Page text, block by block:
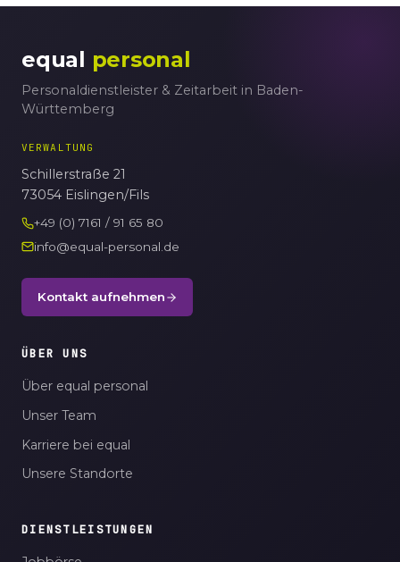
equal personal
Personaldienstleister & Zeitarbeit in Baden-
Württemberg
VERWALTUNG
Schillerstraße 21
73054 Eislingen/Fils
+49 (0) 7161 / 91 65 80
info@equal-personal.de
Kontakt aufnehmen
ÜBER UNS
Über equal personal
Unser Team
Karriere bei equal
Unsere Standorte
DIENSTLEISTUNGEN